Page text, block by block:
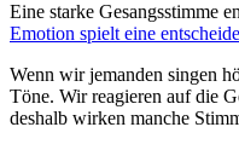
Eine starke Gesangsstimme
Emotion spielt eine
Wenn wir jemanden singen
Töne. Wir reagieren auf die
deshalb wirken manche